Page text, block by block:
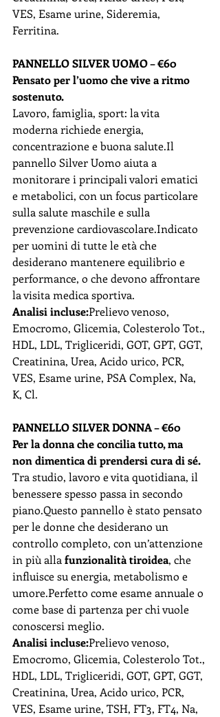
VES, Esame urine, Sideremia,
Ferritina.
PANNELLO SILVER UOMO – €60
Pensato per l’uomo che vive a ritmo
sostenuto.
Lavoro, famiglia, sport: la vita
moderna richiede energia,
concentrazione e buona salute.Il
pannello Silver Uomo aiuta a
monitorare i principali valori ematici
e metabolici, con un focus particolare
sulla salute maschile e sulla
prevenzione cardiovascolare.Indicato
per uomini di tutte le età che
desiderano mantenere equilibrio e
performance, o che devono affrontare
la visita medica sportiva.
Analisi incluse:Prelievo venoso,
Emocromo, Glicemia, Colesterolo Tot.,
HDL, LDL, Trigliceridi, GOT, GPT, GGT,
Creatinina, Urea, Acido urico, PCR,
VES, Esame urine, PSA Complex, Na,
K, Cl.
PANNELLO SILVER DONNA – €60
Per la donna che concilia tutto, ma
non dimentica di prendersi cura di sé.
Tra studio, lavoro e vita quotidiana, il
benessere spesso passa in secondo
piano.Questo pannello è stato pensato
per le donne che desiderano un
controllo completo, con un’attenzione
in più alla funzionalità tiroidea, che
influisce su energia, metabolismo e
umore.Perfetto come esame annuale o
come base di partenza per chi vuole
conoscersi meglio.
Analisi incluse:Prelievo venoso,
Emocromo, Glicemia, Colesterolo Tot.,
HDL, LDL, Trigliceridi, GOT, GPT, GGT,
Creatinina, Urea, Acido urico, PCR,
VES, Esame urine, TSH, FT3, FT4, Na,